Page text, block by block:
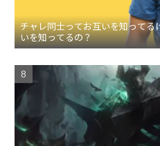
チャレ同士ってお互いを知ってる
いを知ってるの？